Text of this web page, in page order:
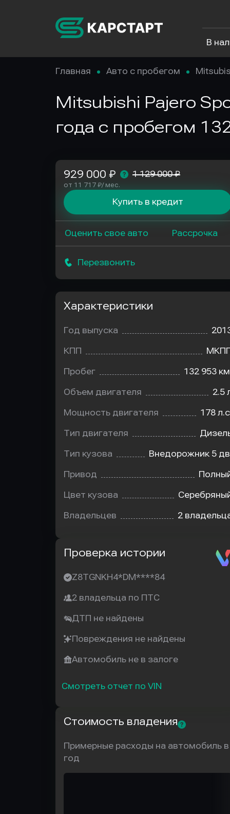
В
Главная Авто с пробегом
Mitsubishi Pajero
года с пробегом
929 000 ₽ 1 129 000 ₽
от 11 717 ₽/ мес.
Купить в кредит
Оценить свое авто Рассрочка
Перезвонить
Характеристики
Год выпуска
КПП
Пробег 132 953
Объем двигателя 2.5
Мощность двигателя 178
Тип двигателя
Тип кузова Внедорожник 5
Привод
Цвет кузова
Владельцев 2
Проверка истории
Z8TGNKH4*DM****84
2 владельца по ПТС
ДТП не найдены
Повреждения не найдены
Автомобиль не в залоге
Смотреть отчет по VIN
Стоимость владения
Примерные расходы на автомобиль в
год